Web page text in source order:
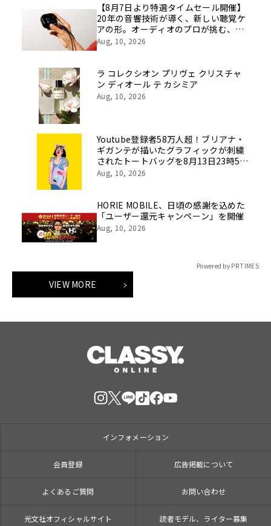
像を公開！
【8月7日より特選タイムセール開催】
20年の音響技術が導く、新しい聴覚ケ
アの形。オーディオのプロが挑む、画
期的なスクリーン操作対応次世代スマ
Aug, 10, 2026
ラ コレクシオン プリヴェ クリスチャ
ン ディオール テ カシミア
Aug, 10, 2026
Youtube登録者58万人超！ブリアナ・
ギガンテが描いたグラフィックが刺繍
されたトートバッグを8月13日23時59
分まで期間限定で新発売！
Aug, 10, 2026
HORIE MOBILE、日頃の感謝を込めた
「ユーザー還元キャンペーン」を開催
Aug, 10, 2026
Powered by PR TIMES
VIEW MORE
インフォメーション
会員登録 広告掲載について
よくあるご質問 お問い合わせ
光文社オフィシャルサイト 読者モデル、ライター募集